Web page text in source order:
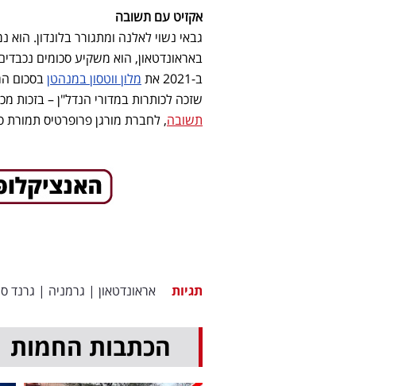
אקזיט עם תשובה
גבאי נשוי לאלנה ומתגורר בלונדון.
באראונדטאון, הוא משקיע סכומים
ב-2021 את
מלון ווטסון במנהטן
שזכה לכותרות במדורי הנדל"ן –
תשובה, לחברת מורגן פרופרטיס תמורת סכום המוערך
תגיות אראונדטאון | גרמניה | גרנד
הכתבות החמות